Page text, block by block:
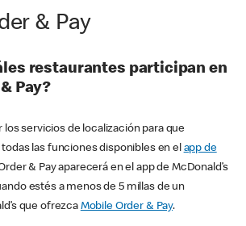
& Pay
restaurantes participan en
Pay?
servicios de localización para que
las funciones disponibles en el app de
& Pay aparecerá en el app de McDonald’s
estés a menos de 5 millas de un
que ofrezca Mobile Order & Pay.